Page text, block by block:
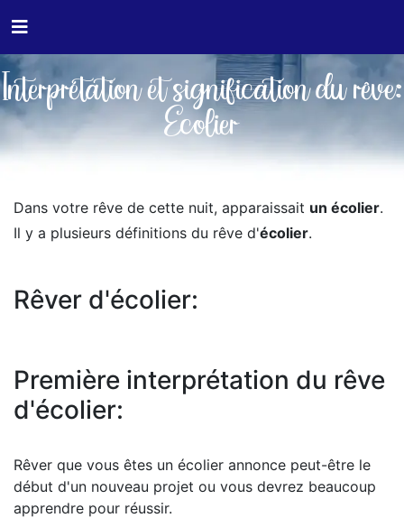
Interprétation et signification du rêve:
Ecolier
Dans votre rêve de cette nuit, apparaissait un écolier.
Il y a plusieurs définitions du rêve d'écolier.
Rêver d'écolier:
Première interprétation du rêve
d'écolier:
Rêver que vous êtes un écolier annonce peut-être le
début d'un nouveau projet ou vous devrez beaucoup
apprendre pour réussir.